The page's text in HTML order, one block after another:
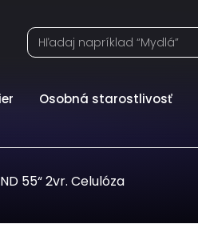
Osobná starostlivosť
55“ 2vr. Celulóza